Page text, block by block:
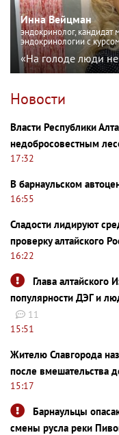
Инна Вейцман
эндокринолог,
эндокринологии с
«На голоде люди
Новости
Власти Республики
недобросовестным
17:32
В барнаульском
16:55
Сладости лидируют
проверку алтайского
16:22
Глава алтайского
популярности ДЭГ и
11
15:51
Жителю Славгорода
после вмешательства
15:17
Барнаульцы
смены русла реки